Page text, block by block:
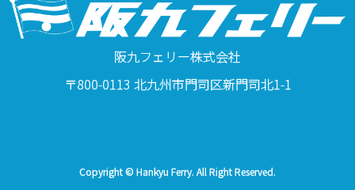
阪九フェリー株式会社
〒800-0113 北九州市門司区新門司北1-1
Copyright © Hankyu Ferry. All Right Reserved.